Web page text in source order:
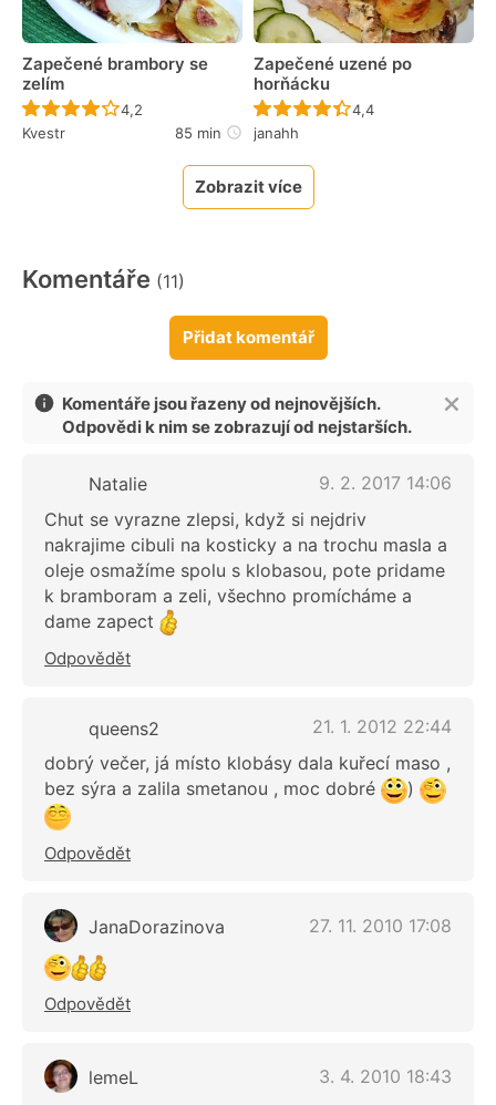
Zapečené brambory se
zelím
Recept ještě nebyl hodnocen
4,2
Kvestr
85 min
Zapečené uzené po
horňácku
Recept ještě nebyl
4,4
janahh
Zobrazit více
Komentáře (11)
Přidat komentář
Komentáře jsou řazeny od nejnovějších.
Odpovědi k nim se zobrazují od nejstarších.
Natalie
9. 2. 2017 14:06
Chut se vyrazne zlepsi, když si nejdriv
nakrajime cibuli na kosticky a na trochu masla a
oleje osmažíme spolu s klobasou, pote pridame
k bramboram a zeli, všechno promícháme a
dame zapect
Odpovědět
queens2
21. 1. 2012 22:44
dobrý večer, já místo klobásy dala kuřecí maso ,
bez sýra a zalila smetanou , moc dobré
)
Odpovědět
JanaDorazinova 27. 11. 2010 17:08
Odpovědět
lemeL
3. 4. 2010 18:43